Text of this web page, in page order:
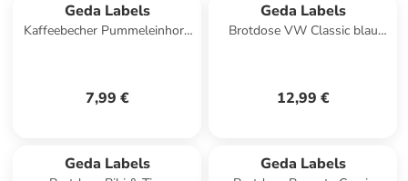
Geda Labels
Kaffeebecher Pummeleinhorn
7,99 €
Geda Labels
Brotdose VW Classic blau
12,99 €
Geda Labels Geda Labels